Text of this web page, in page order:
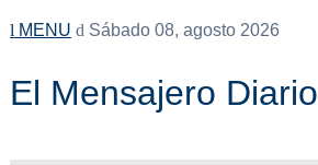
MENU Sábado 08, agosto 2026
El Mensajero Diario